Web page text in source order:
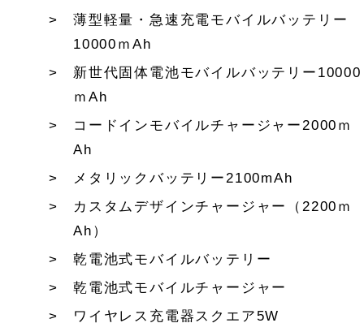
薄型軽量・急速充電モバイルバッテリー
10000ｍAh
新世代固体電池モバイルバッテリー10000
ｍAh
コードインモバイルチャージャー2000ｍ
Ah
メタリックバッテリー2100mAh
カスタムデザインチャージャー（2200ｍ
Ah）
乾電池式モバイルバッテリー
乾電池式モバイルチャージャー
ワイヤレス充電器スクエア5W